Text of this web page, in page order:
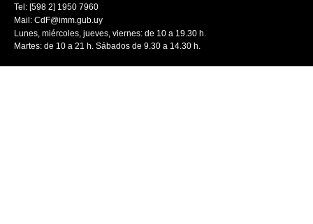
Tel: [598 2] 1950 7960
Mail: CdF@imm.gub.uy
Lunes, miércoles, jueves, viernes: de 10 a 19.30 h.
Martes: de 10 a 21 h. Sábados de 9.30 a 14.30 h.